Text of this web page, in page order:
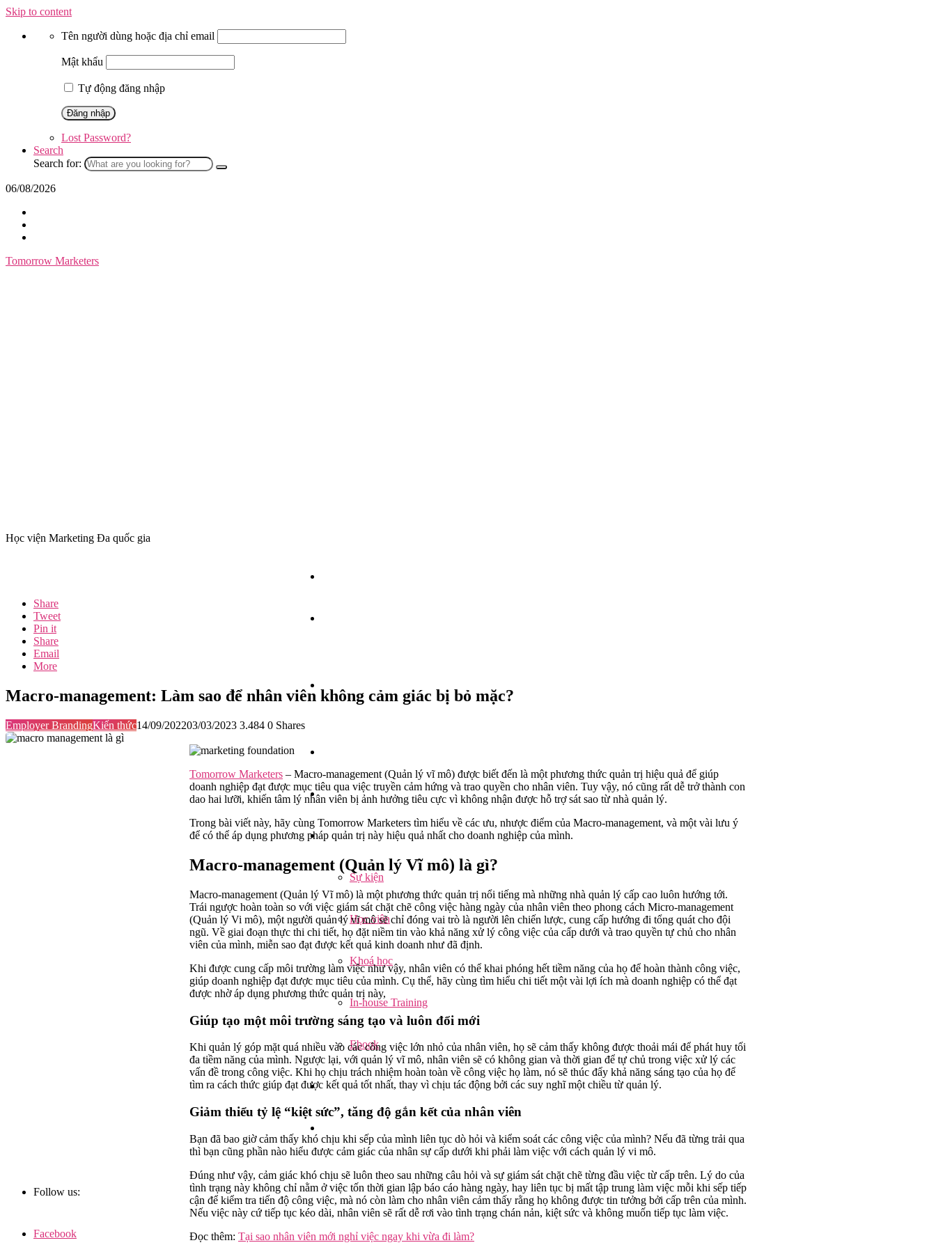
Skip to content
Tên người dùng hoặc địa chỉ email
Mật khẩu
Tự động đăng nhập
Lost Password?
Search
Search for:
06/08/2026
Tomorrow Marketers
Học viện Marketing Đa quốc gia
Sự kiện
Học viên
Khoá học
In-house Training
Ebook
Follow us:
Facebook
Share
Tweet
Pin it
Share
Email
More
Macro-management: Làm sao để nhân viên không cảm giác bị bỏ mặc?
Employer BrandingKiến thức14/09/202203/03/2023 3.484 0 Shares
Tomorrow Marketers – Macro-management (Quản lý vĩ mô) được biết đến là một phương thức quản trị hiệu quả để giúp
doanh nghiệp đạt được mục tiêu qua việc truyền cảm hứng và trao quyền cho nhân viên. Tuy vậy, nó cũng rất dễ trở thành con
dao hai lưỡi, khiến tâm lý nhân viên bị ảnh hưởng tiêu cực vì không nhận được hỗ trợ sát sao từ nhà quản lý.
Trong bài viết này, hãy cùng Tomorrow Marketers tìm hiểu về các ưu, nhược điểm của Macro-management, và một vài lưu ý
để có thể áp dụng phương pháp quản trị này hiệu quả nhất cho doanh nghiệp của mình.
Macro-management (Quản lý Vĩ mô) là gì?
Macro-management (Quản lý Vĩ mô) là một phương thức quản trị nổi tiếng mà những nhà quản lý cấp cao luôn hướng tới.
Trái ngược hoàn toàn so với việc giám sát chặt chẽ công việc hàng ngày của nhân viên theo phong cách Micro-management
(Quản lý Vi mô), một người quản lý vĩ mô sẽ chỉ đóng vai trò là người lên chiến lược, cung cấp hướng đi tổng quát cho đội
ngũ. Về giai đoạn thực thi chi tiết, họ đặt niềm tin vào khả năng xử lý công việc của cấp dưới và trao quyền tự chủ cho nhân
viên của mình, miễn sao đạt được kết quả kinh doanh như đã định.
Khi được cung cấp môi trường làm việc như vậy, nhân viên có thể khai phóng hết tiềm năng của họ để hoàn thành công việc,
giúp doanh nghiệp đạt được mục tiêu của mình. Cụ thể, hãy cùng tìm hiểu chi tiết một vài lợi ích mà doanh nghiệp có thể đạt
được nhờ áp dụng phương thức quản trị này,
Giúp tạo một môi trường sáng tạo và luôn đổi mới
Khi quản lý góp mặt quá nhiều vào các công việc lớn nhỏ của nhân viên, họ sẽ cảm thấy không được thoải mái để phát huy tối
đa tiềm năng của mình. Ngược lại, với quản lý vĩ mô, nhân viên sẽ có không gian và thời gian để tự chủ trong việc xử lý các
vấn đề trong công việc. Khi họ chịu trách nhiệm hoàn toàn về công việc họ làm, nó sẽ thúc đẩy khả năng sáng tạo của họ để
tìm ra cách thức giúp đạt được kết quả tốt nhất, thay vì chịu tác động bởi các suy nghĩ một chiều từ quản lý.
Giảm thiểu tỷ lệ “kiệt sức”, tăng độ gắn kết của nhân viên
Bạn đã bao giờ cảm thấy khó chịu khi sếp của mình liên tục dò hỏi và kiểm soát các công việc của mình? Nếu đã từng trải qua
thì bạn cũng phần nào hiểu được cảm giác của nhân sự cấp dưới khi phải làm việc với cách quản lý vi mô.
Đúng như vậy, cảm giác khó chịu sẽ luôn theo sau những câu hỏi và sự giám sát chặt chẽ từng đầu việc từ cấp trên. Lý do của
tình trạng này không chỉ nằm ở việc tốn thời gian lập báo cáo hàng ngày, hay liên tục bị mất tập trung làm việc mỗi khi sếp tiếp
cận để kiểm tra tiến độ công việc, mà nó còn làm cho nhân viên cảm thấy rằng họ không được tin tưởng bởi cấp trên của mình.
Nếu việc này cứ tiếp tục kéo dài, nhân viên sẽ rất dễ rơi vào tình trạng chán nản, kiệt sức và không muốn tiếp tục làm việc.
Đọc thêm: Tại sao nhân viên mới nghỉ việc ngay khi vừa đi làm?